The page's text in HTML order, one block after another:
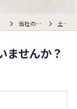
当社の特徴 土地
ませんか？